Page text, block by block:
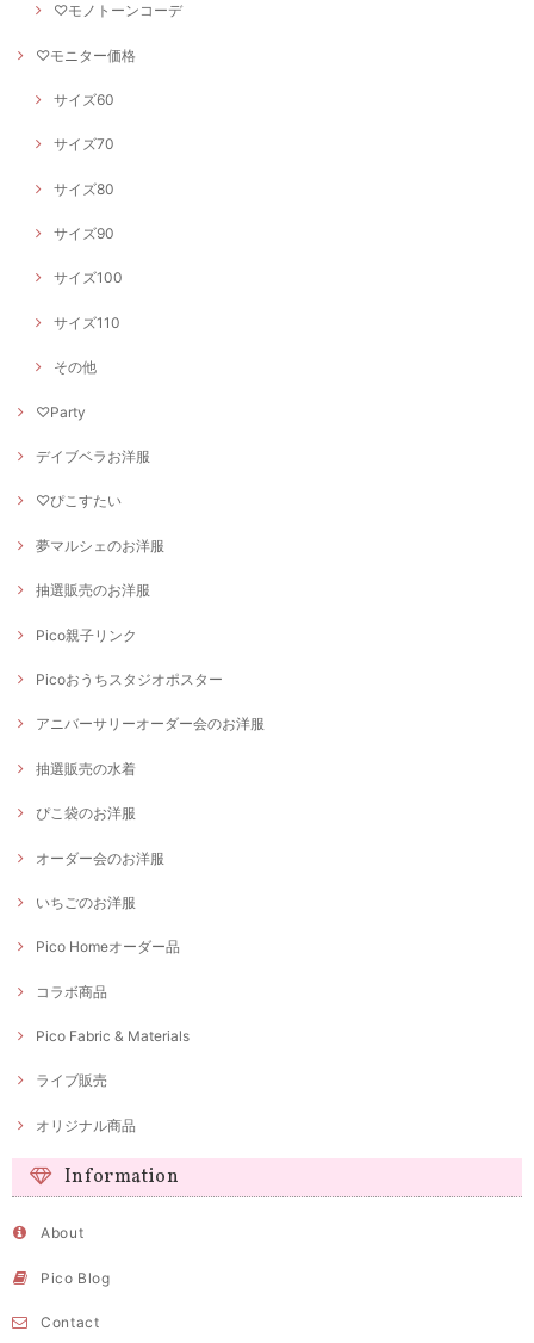
♡モノトーンコーデ
♡モニター価格
サイズ60
サイズ70
サイズ80
サイズ90
サイズ100
サイズ110
その他
♡Party
デイブベラお洋服
♡ぴこすたい
夢マルシェのお洋服
抽選販売のお洋服
Pico親子リンク
Picoおうちスタジオポスター
アニバーサリーオーダー会のお洋服
抽選販売の水着
ぴこ袋のお洋服
オーダー会のお洋服
いちごのお洋服
Pico Homeオーダー品
コラボ商品
Pico Fabric & Materials
ライブ販売
オリジナル商品
Information
About
Pico Blog
Contact